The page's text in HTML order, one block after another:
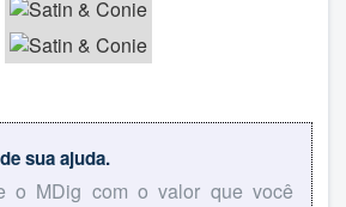
sua ajuda.
o MDig com o valor que você